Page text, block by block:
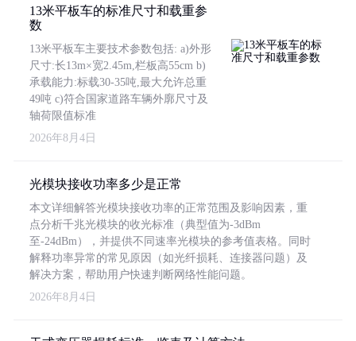
13米平板车的标准尺寸和载重参
数
13米平板车主要技术参数包括: a)外形
尺寸:长13m×宽2.45m,栏板高55cm b)
承载能力:标载30-35吨,最大允许总重
49吨 c)符合国家道路车辆外廓尺寸及
轴荷限值标准
2026年8月4日
光模块接收功率多少是正常
本文详细解答光模块接收功率的正常范围及影响因素，重
点分析千兆光模块的收光标准（典型值为-3dBm
至-24dBm），并提供不同速率光模块的参考值表格。同时
解释功率异常的常见原因（如光纤损耗、连接器问题）及
解决方案，帮助用户快速判断网络性能问题。
2026年8月4日